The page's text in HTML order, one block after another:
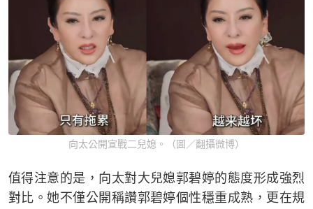
向太公開宣戰二兒媳。（圖／翻攝微博）
值得注意的是，向太對大兒媳郭碧婷的態度形成強烈
對比。她不僅公開稱讚郭碧婷個性穩重成熟，更在規